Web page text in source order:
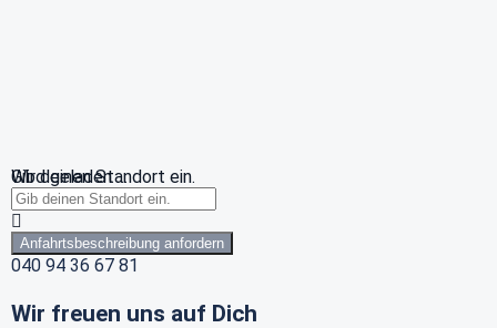
Wird geladen …
Gib deinen Standort ein.
Anfahrtsbeschreibung anfordern
040 94 36 67 81
Wir freuen uns auf Dich